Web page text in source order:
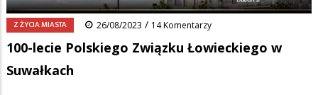
Z ŻYCIA MIASTA 26/08/2023 / 14 Komentarzy
100-lecie Polskiego Związku Łowieckiego w
Suwałkach